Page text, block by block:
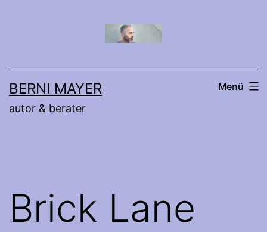
BERNI MAYER
autor & berater
Menü
Brick Lane